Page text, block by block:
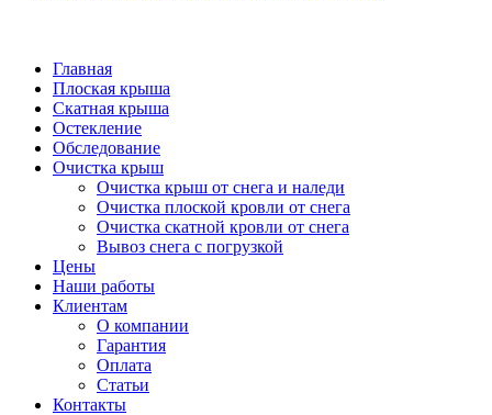
Главная
Плоская крыша
Скатная крыша
Остекление
Обследование
Очистĸа крыш
Очистка крыш от снега и наледи
Очистка плоской кровли от снега
Очистка скатной кровли от снега
Вывоз снега с погрузкой
Цены
Наши работы
Клиентам
О компании
Гарантия
Оплата
Статьи
Контакты